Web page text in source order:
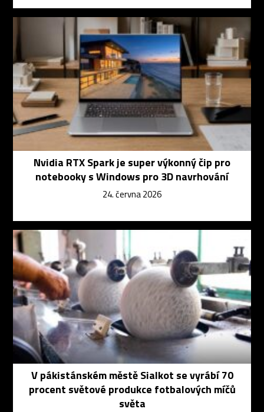
Nvidia RTX Spark je super výkonný čip pro
notebooky s Windows pro 3D navrhování
24. června 2026
V pákistánském městě Sialkot se vyrábí 70
procent světové produkce fotbalových míčů
světa